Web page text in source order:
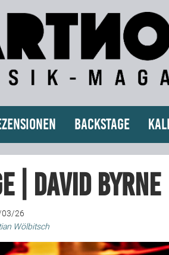
Backstage
| David Byrne
26
Wölbitsch